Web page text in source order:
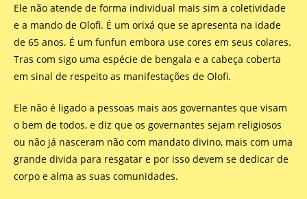
Ele não atende de forma individual mais sim a coletividade
e a mando de Olofi. É um orixá que se apresenta na idade
de 65 anos. É um funfun embora use cores em seus colares.
Tras com sigo uma espécie de bengala e a cabeça coberta
em sinal de respeito as manifestações de Olofi.
Ele não é ligado a pessoas mais aos governantes que visam
o bem de todos, e diz que os governantes sejam religiosos
ou não já nasceram não com mandato divino, mais com uma
grande divida para resgatar e por isso devem se dedicar de
corpo e alma as suas comunidades.